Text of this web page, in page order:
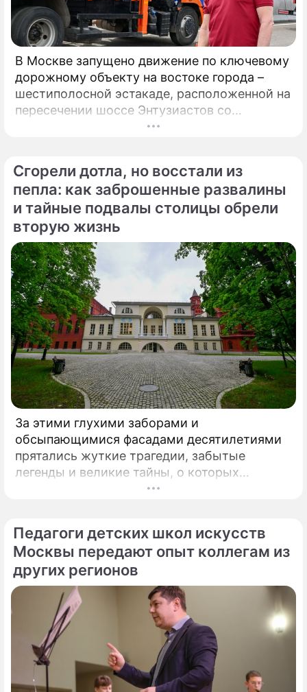
В Москве запущено движение по ключевому
дорожному объекту на востоке города –
шестиполосной эстакаде, расположенной на
пересечении шоссе Энтузиастов со
Свободным проспектом и Большим
Сергей Собянин, который подчеркнул
стратегическую важность новой развязки
для разгрузки одного из самых проблемных
участков магистрали.
Сгорели дотла, но восстали из
пепла: как заброшенные развалины
и тайные подвалы столицы обрели
вторую жизнь
За этими глухими заборами и
обсыпающимися фасадами десятилетиями
прятались жуткие трагедии, забытые
легенды и великие тайны, о которых
миллионы прохожих даже не догадывались.
Педагоги детских школ искусств
Москвы передают опыт коллегам из
других регионов